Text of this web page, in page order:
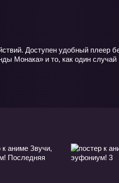
Доступен удобный плеер
Монака» и то, как один